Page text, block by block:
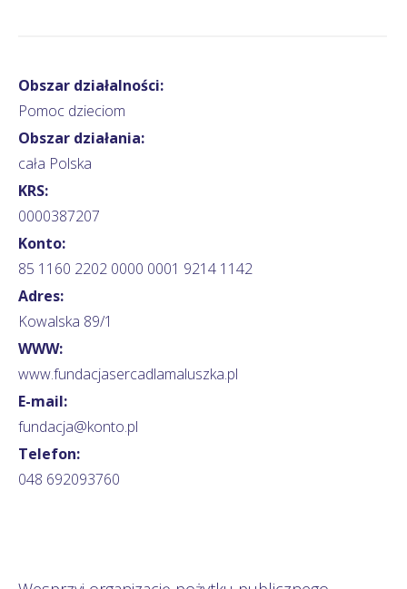
Obszar działalności:
Pomoc dzieciom
Obszar działania:
cała Polska
KRS:
0000387207
Konto:
85 1160 2202 0000 0001 9214 1142
Adres:
Kowalska 89/1
WWW:
www.fundacjasercadlamaluszka.pl
E-mail:
fundacja@konto.pl
Telefon:
048 692093760